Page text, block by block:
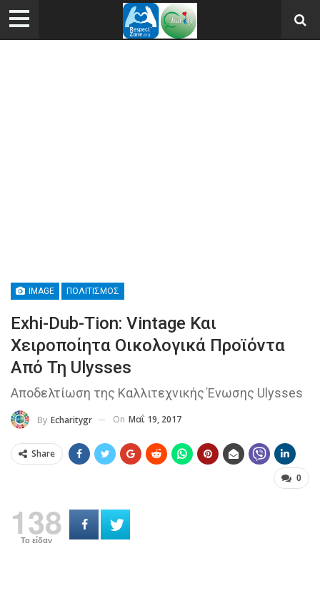
IMAGE ΠΟΛΙΤΙΣΜΌΣ
Exhi-Dub-Tion: Vintage Και
Χειροποίητα Οικολογικά Προϊόντα
Από Τη Ulysses
Αποδελτίωση της Καλλιτεχνικής Ένωσης Ulysses
By Echaritygr On Μαΐ 19, 2017
Share
0
138
Το είδαν